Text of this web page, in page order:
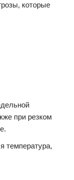
которые
при резком
температура,